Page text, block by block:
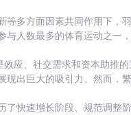
等多方面因素共同作用下
与人数最多的体育运动之
动
效应、社交需求和资本助
出巨大的吸引力。然而，
了快速增长阶段、规范调